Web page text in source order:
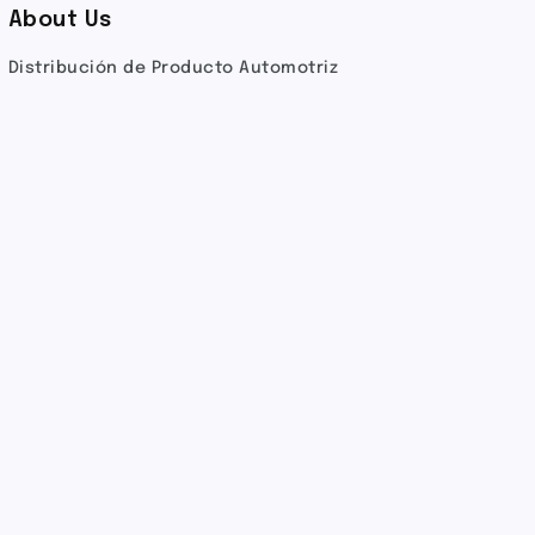
About Us
Distribución de Producto Automotriz